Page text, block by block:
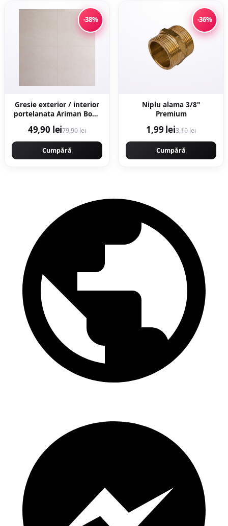
-38%
Gresie exterior / interior
portelanata Ariman Bone
rectificata aspect ciment
49,90 lei79,90 lei
Cumpără
-36%
Niplu alama 3/8"
Premium
1,99 lei3,10 lei
Cumpără